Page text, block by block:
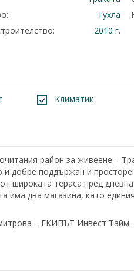
Тухла
2010 г.
Климатик
район за живеене –
добре поддържан и
широката тераса пред
има два магазина, като
– ЕКИПЪТ Инвест Тайм.